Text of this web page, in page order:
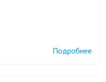
Подробнее